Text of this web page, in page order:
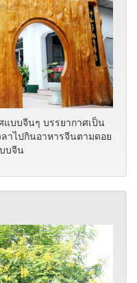
แบบจีนๆ บรรยากาศเป็น
าไปกินอาหารจีนตามดอย
บจีน